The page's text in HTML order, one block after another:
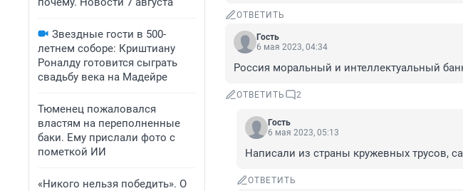
Звездные гости в 500-
летнем соборе: Криштиану
Роналду готовится сыграть
свадьбу века на Мадейре
Тюменец пожаловался
властям на переполненные
баки. Ему прислали фото с
пометкой ИИ
«Никого нельзя победить». О
ОТВЕТИТЬ
Гость
6 мая 2023, 04:34
Россия моральный и интеллектуальный
ОТВЕТИТЬ 2
Гость
6 мая 2023, 05:13
Написали из страны кружевных трусов,
ОТВЕТИТЬ